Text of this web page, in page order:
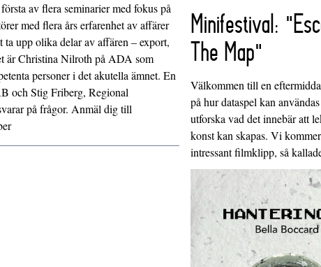
av flera seminarier med fokus på
med flera års erfarenhet av affärer
upp olika delar av affären – export,
är Christina Nilroth på ADA som
personer i det akutella ämnet. En
och Stig Friberg, Regional
på frågor. Anmäl dig till
Minifestival:
The Map"
Välkommen till en
på hur dataspel kan
utforska vad det innebär att
konst kan skapas. Vi
intressant filmklipp, så